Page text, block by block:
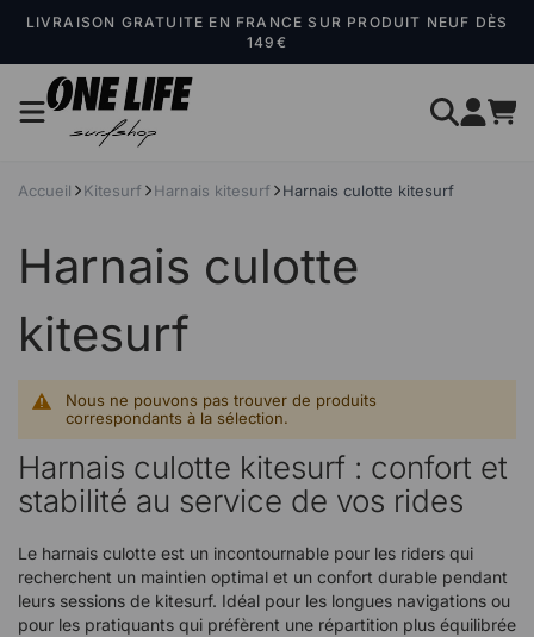
LIVRAISON GRATUITE EN FRANCE SUR PRODUIT NEUF DÈS
149€
Accueil Kitesurf Harnais kitesurf Harnais culotte kitesurf
Harnais culotte
kitesurf
Nous ne pouvons pas trouver de produits
correspondants à la sélection.
Harnais culotte kitesurf : confort et
stabilité au service de vos rides
Le harnais culotte est un incontournable pour les riders qui
recherchent un maintien optimal et un confort durable pendant
leurs sessions de kitesurf. Idéal pour les longues navigations ou
pour les pratiquants qui préfèrent une répartition plus équilibrée